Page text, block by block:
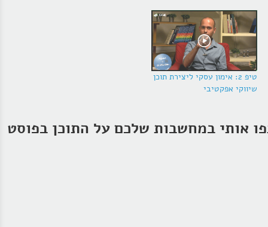
טיפ 2: אימון עסקי ליצירת תוכן
שיווקי אפקטיבי
אותי במחשבות שלכם על התוכן בפוסט